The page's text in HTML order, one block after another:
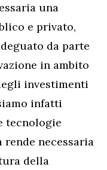
una
e privato,
da parte
in ambito
investimenti
infatti
tecnologie
necessaria
della